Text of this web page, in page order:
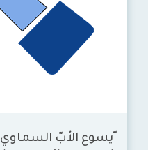
ّيسوع الأبّ السماوي